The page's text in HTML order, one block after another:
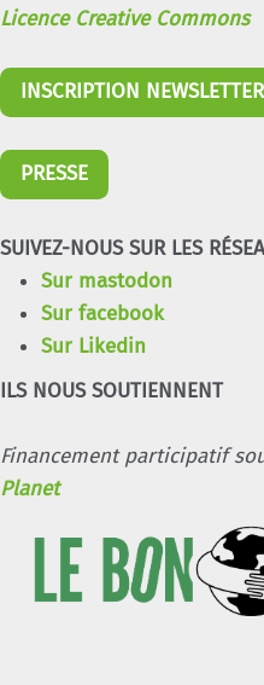
Licence Creative Commons
INSCRIPTION NEWSLETTER
PRESSE
SUIVEZ-NOUS SUR LES
Sur mastodon
Sur facebook
Sur Likedin
ILS NOUS SOUTIENNENT
Financement participatif
Planet